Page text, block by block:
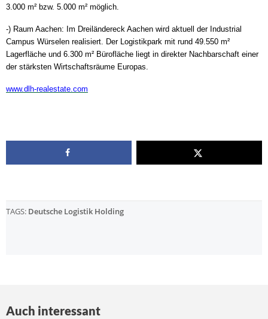
3.000 m² bzw. 5.000 m² möglich.
-) Raum Aachen: Im Dreiländereck Aachen wird aktuell der Industrial
Campus Würselen realisiert. Der Logistikpark mit rund 49.550 m²
Lagerfläche und 6.300 m² Bürofläche liegt in direkter Nachbarschaft einer
der stärksten Wirtschaftsräume Europas.
www.dlh-realestate.com
TAGS: Deutsche Logistik Holding
Auch interessant